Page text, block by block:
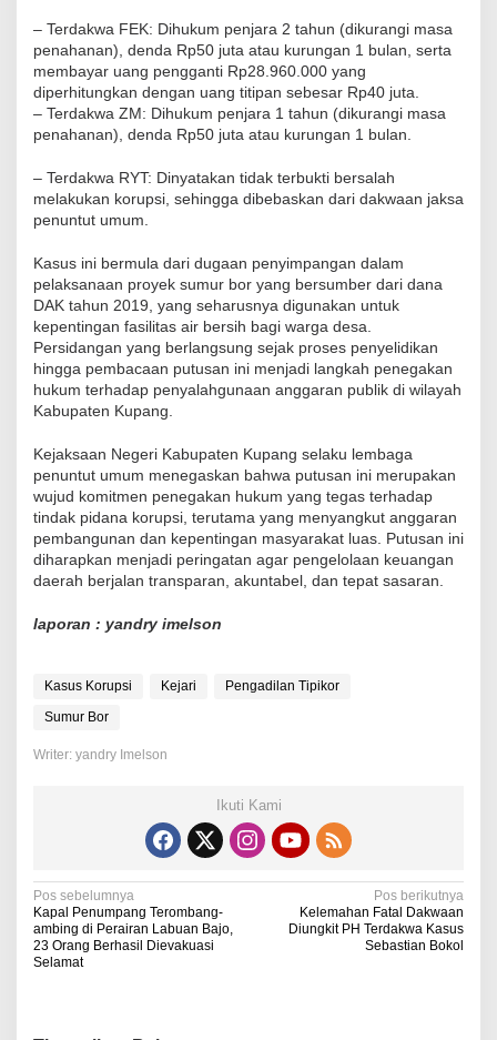
– Terdakwa FEK: Dihukum penjara 2 tahun (dikurangi masa
penahanan), denda Rp50 juta atau kurungan 1 bulan, serta
membayar uang pengganti Rp28.960.000 yang
diperhitungkan dengan uang titipan sebesar Rp40 juta.
– Terdakwa ZM: Dihukum penjara 1 tahun (dikurangi masa
penahanan), denda Rp50 juta atau kurungan 1 bulan.
– Terdakwa RYT: Dinyatakan tidak terbukti bersalah
melakukan korupsi, sehingga dibebaskan dari dakwaan jaksa
penuntut umum.
Kasus ini bermula dari dugaan penyimpangan dalam
pelaksanaan proyek sumur bor yang bersumber dari dana
DAK tahun 2019, yang seharusnya digunakan untuk
kepentingan fasilitas air bersih bagi warga desa.
Persidangan yang berlangsung sejak proses penyelidikan
hingga pembacaan putusan ini menjadi langkah penegakan
hukum terhadap penyalahgunaan anggaran publik di wilayah
Kabupaten Kupang.
Kejaksaan Negeri Kabupaten Kupang selaku lembaga
penuntut umum menegaskan bahwa putusan ini merupakan
wujud komitmen penegakan hukum yang tegas terhadap
tindak pidana korupsi, terutama yang menyangkut anggaran
pembangunan dan kepentingan masyarakat luas. Putusan ini
diharapkan menjadi peringatan agar pengelolaan keuangan
daerah berjalan transparan, akuntabel, dan tepat sasaran.
laporan : yandry imelson
Kasus Korupsi Kejari
Pengadilan Tipikor
Sumur Bor
Writer: yandry Imelson
Ikuti Kami
N
a
v
Pos sebelumnya
Kapal Penumpang Terombang-
ambing di Perairan Labuan Bajo,
23 Orang Berhasil Dievakuasi
Selamat
Pos berikutnya
Kelemahan Fatal Dakwaan
Diungkit PH Terdakwa Kasus
Sebastian Bokol